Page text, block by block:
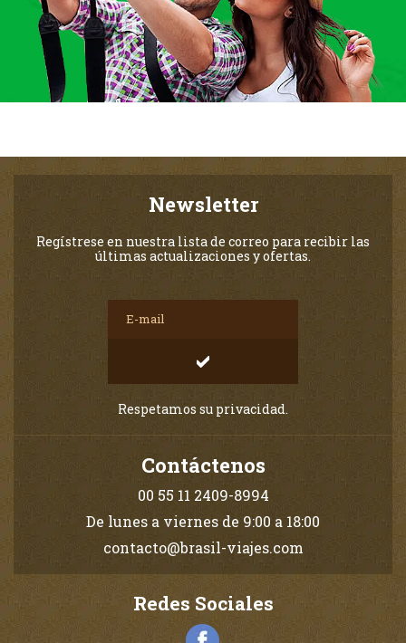
Newsletter
Regístrese en nuestra lista de correo para recibir las
últimas actualizaciones y ofertas.
Respetamos su privacidad.
Contáctenos
00 55 11 2409-8994
De lunes a viernes de 9:00 a 18:00
contacto@brasil-viajes.com
Redes Sociales